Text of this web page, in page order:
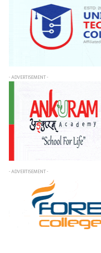
- ADVERTISEMENT -
- ADVERTISEMENT -